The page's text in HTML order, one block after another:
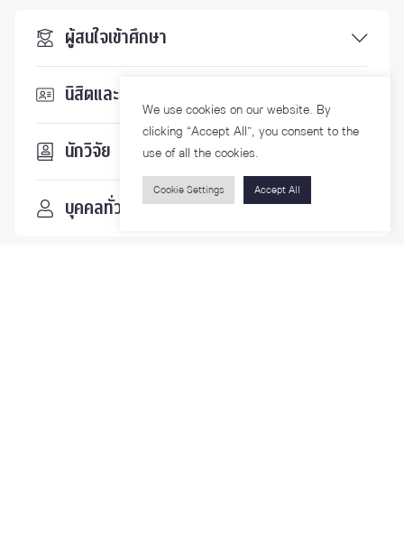
ผู้สนใจเข้าศึกษา
นิสิตและบุคลากร
นักวิจัย
บุคคลทั่วไป
We use cookies on our website. By
clicking “Accept All”, you consent to the
use of all the cookies.
Cookie Settings Accept All